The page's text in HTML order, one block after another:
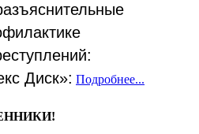
Диск»: Подробнее...